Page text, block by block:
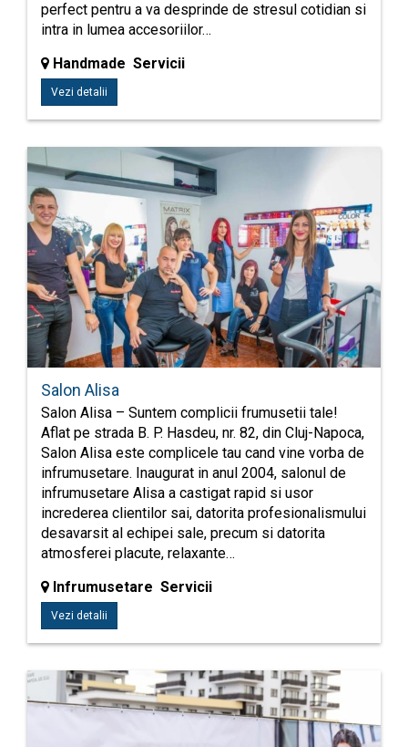
perfect pentru a va desprinde de stresul cotidian si
intra in lumea accesoriilor…
Handmade Servicii
Vezi detalii
Salon Alisa
Salon Alisa – Suntem complicii frumusetii tale!
Aflat pe strada B. P. Hasdeu, nr. 82, din Cluj-Napoca,
Salon Alisa este complicele tau cand vine vorba de
infrumusetare. Inaugurat in anul 2004, salonul de
infrumusetare Alisa a castigat rapid si usor
increderea clientilor sai, datorita profesionalismului
desavarsit al echipei sale, precum si datorita
atmosferei placute, relaxante…
Infrumusetare Servicii
Vezi detalii